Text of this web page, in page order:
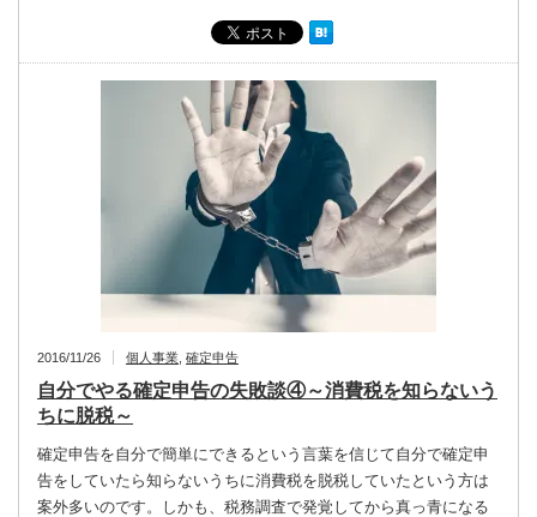
2016/11/26 個人事業 確定申告
自分でやる確定申告の失敗談④～消費税を知らないう
ちに脱税～
確定申告を自分で簡単にできるという言葉を信じて自分で確定申
告をしていたら知らないうちに消費税を脱税していたという方は
案外多いのです。しかも、税務調査で発覚してから真っ青になる